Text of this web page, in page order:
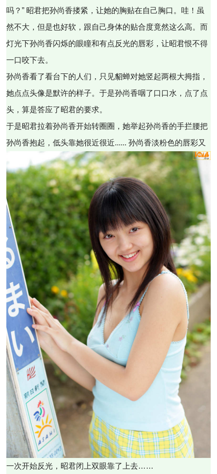
吗？” 昭君把孙尚香搂紧，让她的胸贴在自己胸口。哇！虽
然不大，但是也好软，跟自己身体的贴合度竟然这么高。而
灯光下孙尚香闪烁的眼瞳和有点反光的唇彩，让昭君恨不得
一口咬下去。
孙尚香看了看台下的人们，只见貂蝉对她竖起两根大拇指，
她点点头像是默许的样子。于是孙尚香咽了口口水，点了点
头，算是答应了昭君的要求。
于是昭君拉着孙尚香开始转圈圈，她举起孙尚香的手拦腰把
孙尚香抱起，低头靠她很近很近...... 孙尚香淡粉色的唇彩又
一次开始反光，昭君闭上双眼靠了上去……